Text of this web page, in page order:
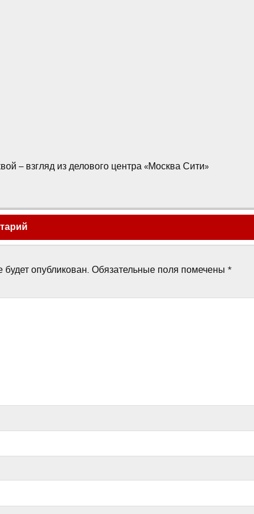
– взгляд из делового центра «Москва Сити»
опубликован. Обязательные поля помечены*